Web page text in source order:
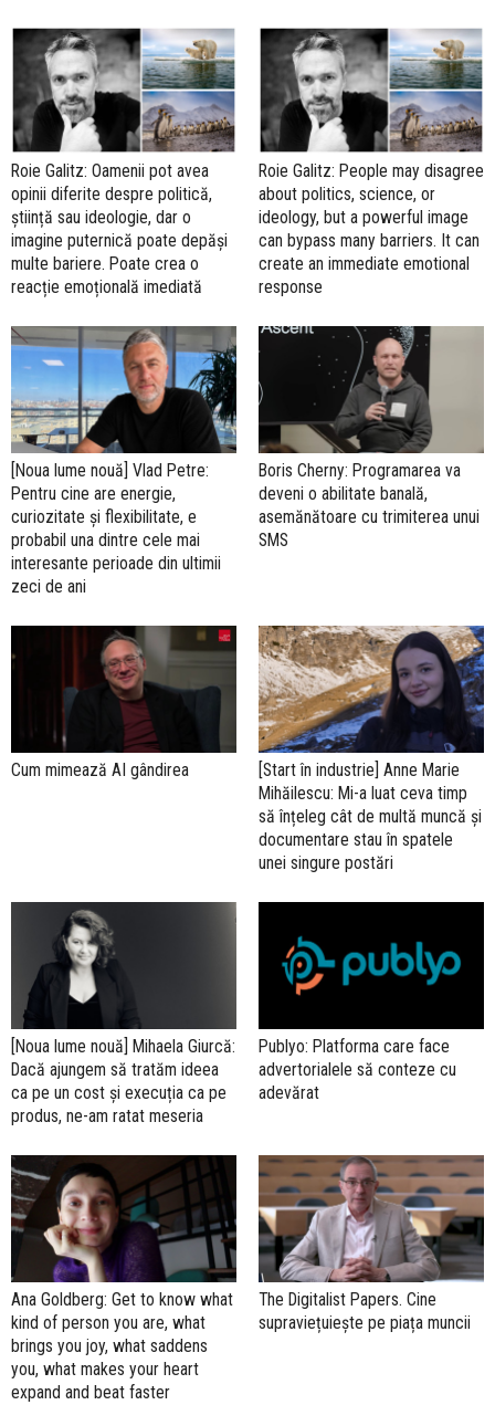
Roie Galitz: Oamenii pot avea
opinii diferite despre politică,
știință sau ideologie, dar o
imagine puternică poate depăși
multe bariere. Poate crea o
reacție emoțională imediată
Roie Galitz: People may disagree
about politics, science, or
ideology, but a powerful image
can bypass many barriers. It can
create an immediate emotional
response
[Noua lume nouă] Vlad Petre:
Pentru cine are energie,
curiozitate și flexibilitate, e
probabil una dintre cele mai
interesante perioade din ultimii
zeci de ani
Boris Cherny: Programarea va
deveni o abilitate banală,
asemănătoare cu trimiterea unui
SMS
Cum mimează AI gândirea
[Start în industrie] Anne Marie
Mihăilescu: Mi-a luat ceva timp
să înțeleg cât de multă muncă și
documentare stau în spatele
unei singure postări
[Noua lume nouă] Mihaela Giurcă:
Dacă ajungem să tratăm ideea
ca pe un cost și execuția ca pe
produs, ne-am ratat meseria
Publyo: Platforma care face
advertorialele să conteze cu
adevărat
Ana Goldberg: Get to know what
kind of person you are, what
brings you joy, what saddens
you, what makes your heart
expand and beat faster
The Digitalist Papers. Cine
supraviețuiește pe piața muncii